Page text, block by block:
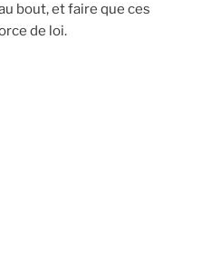
bout, et faire que ces
de loi.